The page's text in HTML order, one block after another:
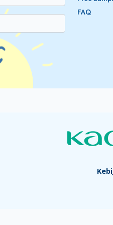
mencapai lokasi tersebut.
apakah mudah atau sulit.
Faktor ini patut
tersebut.
lokasi tersebut, apakah
Harus Dibawa
kondisi cuaca pada lokasi
yang sesuai dengan resep
FAQ